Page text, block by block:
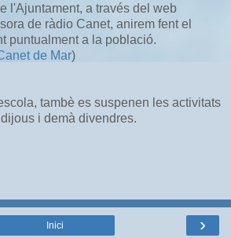
l'Ajuntament, a través del web
de ràdio Canet, anirem fent el
puntualment a la població.
de Mar)
tambè es suspenen les activitats
i demà divendres.
›
Inici